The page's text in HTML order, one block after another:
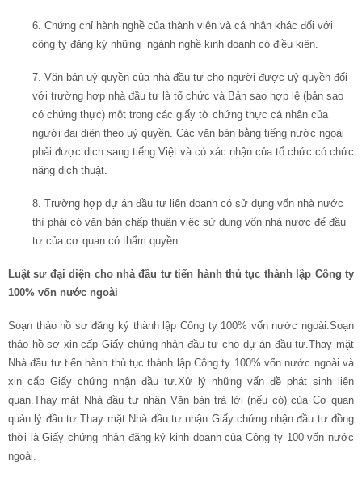
6. Chứng chỉ hành nghề của thành viên và cá nhân khác đối với
công ty đăng ký những ngành nghề kinh doanh có điều kiện.
7. Văn bản uỷ quyền của nhà đầu tư cho người được uỷ quyền đối
với trường hợp nhà đầu tư là tổ chức và Bản sao hợp lệ (bản sao
có chứng thực) một trong các giấy tờ chứng thực cá nhân của
người đại diện theo uỷ quyền. Các văn bản bằng tiếng nước ngoài
phải được dịch sang tiếng Việt và có xác nhận của tổ chức có chức
năng dịch thuật.
8. Trường hợp dự án đầu tư liên doanh có sử dụng vốn nhà nước
thì phải có văn bản chấp thuận việc sử dụng vốn nhà nước để đầu
tư của cơ quan có thẩm quyền.
Luật sư đại diện cho nhà đầu tư tiến hành thủ tục thành lập Công ty
100% vốn nước ngoài
Soạn thảo hồ sơ đăng ký thành lập Công ty 100% vốn nước ngoài.Soạn
thảo hồ sơ xin cấp Giấy chứng nhận đầu tư cho dự án đầu tư.Thay mặt
Nhà đầu tư tiến hành thủ tục thành lập Công ty 100% vốn nước ngoài và
xin cấp Giấy chứng nhận đầu tư.Xử lý những vấn đề phát sinh liên
quan.Thay mặt Nhà đầu tư nhận Văn bản trả lời (nếu có) của Cơ quan
quản lý đầu tư.Thay mặt Nhà đầu tư nhận Giấy chứng nhận đầu tư đồng
thời là Giấy chứng nhận đăng ký kinh doanh của Công ty 100 vốn nước
ngoài.